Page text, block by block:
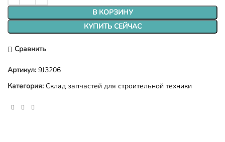
В КОРЗИНУ
КУПИТЬ СЕЙЧАС
Сравнить
Артикул: 9J3206
Категория: Склад запчастей для строительной техники